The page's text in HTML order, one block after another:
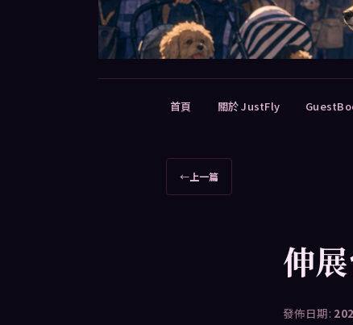
首頁 關於 JustFly
章
←上一篇
伸
發佈日期: